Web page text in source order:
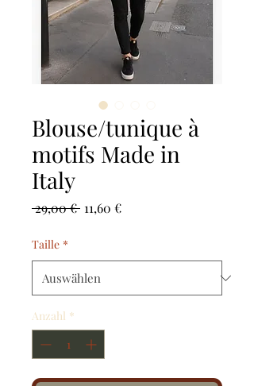
Blouse/tunique à
motifs Made in
Italy
29,00 € Standardpreis
11,60 €Sale-
Taille *
Anzahl *